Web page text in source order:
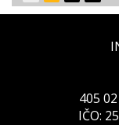
405
IČO: